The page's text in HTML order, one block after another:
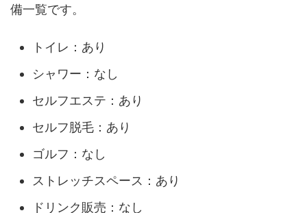
備一覧です。
トイレ：あり
シャワー：なし
セルフエステ：あり
セルフ脱毛：あり
ゴルフ：なし
ストレッチスペース：あり
ドリンク販売：なし